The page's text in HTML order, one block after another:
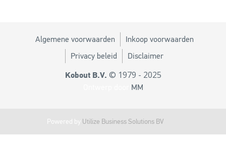
Algemene voorwaarden Inkoop voorwaarden
Privacy beleid Disclaimer
Kobout B.V. © 1979 - 2025
MM
Powered by Utilize Business Solutions BV